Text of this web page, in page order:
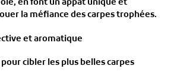
, en font un appât unique et
la méfiance des carpes trophées.
et aromatique
cibler les plus belles carpes